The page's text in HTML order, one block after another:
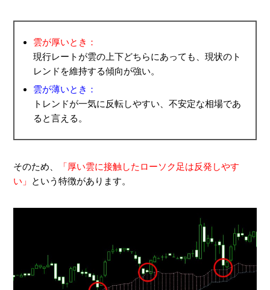
雲が厚いとき：
現行レートが雲の上下どちらにあっても、現状のト
レンドを維持する傾向が強い。
雲が薄いとき：
トレンドが一気に反転しやすい、不安定な相場であ
ると言える。
そのため、
「厚い雲に接触したローソク足は反発しやす
い」 という特徴があります。